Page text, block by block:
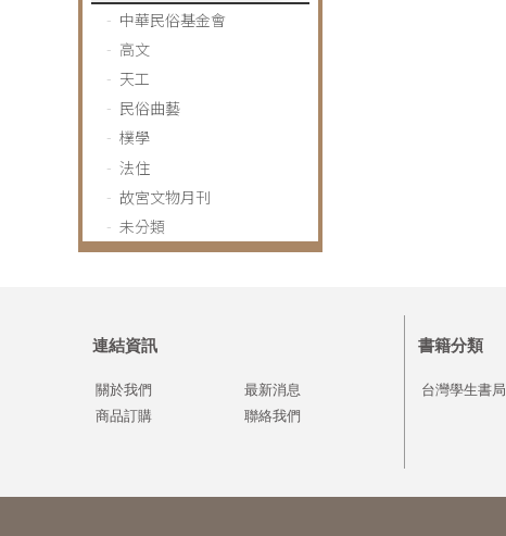
中華民俗基金會
高文
天工
民俗曲藝
樸學
法住
故宮文物月刊
未分類
連結資訊
關於我們
最新消息
商品訂購
聯絡我們
書籍分類
台灣學生書局